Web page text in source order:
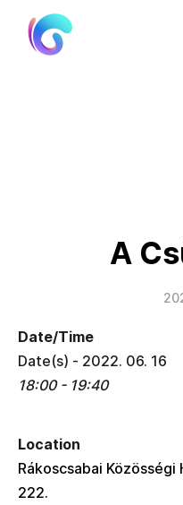
A
Date/Time
Date(s) - 2022. 06. 16
18:00 - 19:40
Location
Rákoscsabai
222.